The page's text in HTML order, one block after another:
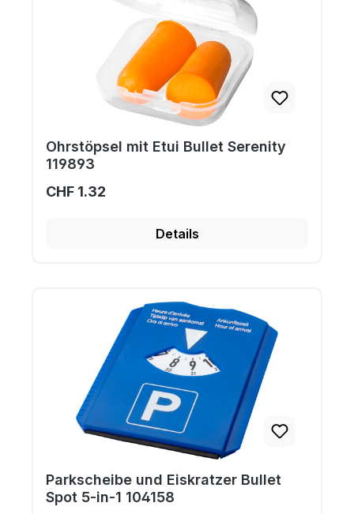
Ohrstöpsel mit Etui Bullet Serenity
119893
CHF 1.32
Details
Parkscheibe und Eiskratzer Bullet
Spot 5-in-1 104158